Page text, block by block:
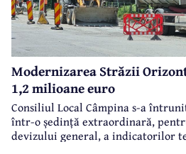
Modernizarea Străzii
1,2 milioane euro
Consiliul Local Câmpina s-a
într-o ședință extraordinară,
devizului general, a indicatorilor